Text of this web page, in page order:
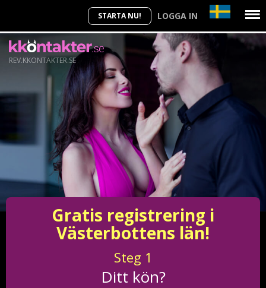
STARTA NU! LOGGA IN
REV.KKONTAKTER.SE
Gratis registrering i
Västerbottens län!
Steg 1
Ditt kön?